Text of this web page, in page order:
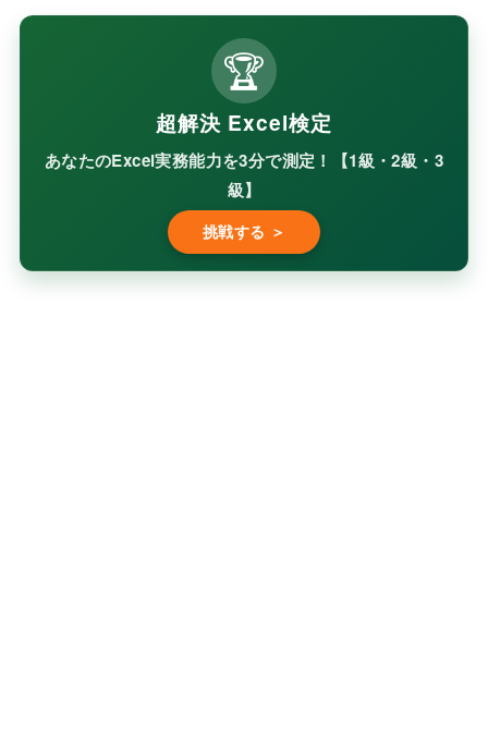
🏆
超解決 Excel検定
あなたのExcel実務能力を3分で測定！【1級・2級・3
級】